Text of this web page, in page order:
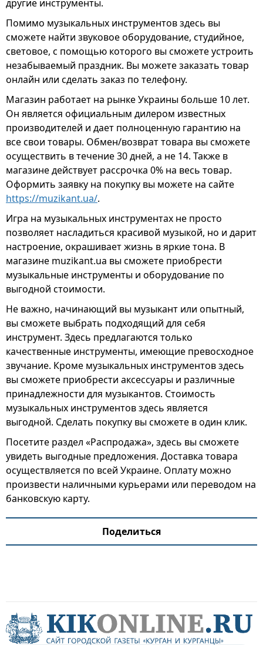
другие инструменты.
Помимо музыкальных инструментов здесь вы
сможете найти звуковое оборудование, студийное,
световое, с помощью которого вы сможете устроить
незабываемый праздник. Вы можете заказать товар
онлайн или сделать заказ по телефону.
Магазин работает на рынке Украины больше 10 лет.
Он является официальным дилером известных
производителей и дает полноценную гарантию на
все свои товары. Обмен/возврат товара вы сможете
осуществить в течение 30 дней, а не 14. Также в
магазине действует рассрочка 0% на весь товар.
Оформить заявку на покупку вы можете на сайте
https://muzikant.ua/.
Игра на музыкальных инструментах не просто
позволяет насладиться красивой музыкой, но и дарит
настроение, окрашивает жизнь в яркие тона. В
магазине muzikant.ua вы сможете приобрести
музыкальные инструменты и оборудование по
выгодной стоимости.
Не важно, начинающий вы музыкант или опытный,
вы сможете выбрать подходящий для себя
инструмент. Здесь предлагаются только
качественные инструменты, имеющие превосходное
звучание. Кроме музыкальных инструментов здесь
вы сможете приобрести аксессуары и различные
принадлежности для музыкантов. Стоимость
музыкальных инструментов здесь является
выгодной. Сделать покупку вы сможете в один клик.
Посетите раздел «Распродажа», здесь вы сможете
увидеть выгодные предложения. Доставка товара
осуществляется по всей Украине. Оплату можно
произвести наличными курьерами или переводом на
банковскую карту.
Поделиться